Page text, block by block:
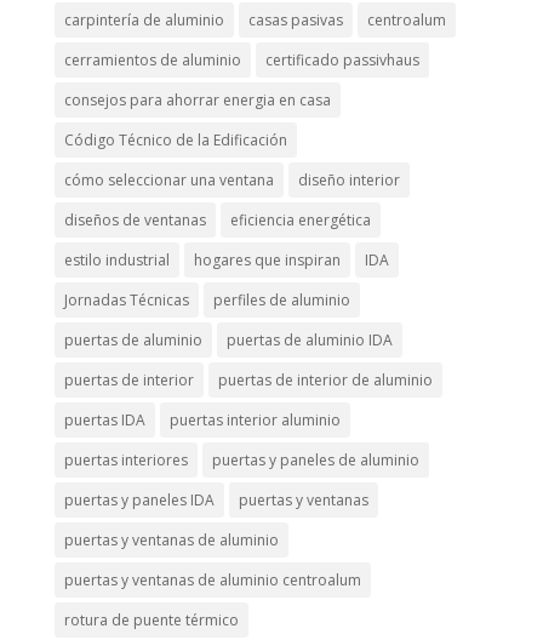
carpintería de aluminio
casas pasivas
centroalum
cerramientos de aluminio
certificado passivhaus
consejos para ahorrar energia en casa
Código Técnico de la Edificación
cómo seleccionar una ventana
diseño interior
diseños de ventanas
eficiencia energética
estilo industrial
hogares que inspiran
IDA
Jornadas Técnicas
perfiles de aluminio
puertas de aluminio
puertas de aluminio IDA
puertas de interior
puertas de interior de aluminio
puertas IDA
puertas interior aluminio
puertas interiores
puertas y paneles de aluminio
puertas y paneles IDA
puertas y ventanas
puertas y ventanas de aluminio
puertas y ventanas de aluminio centroalum
rotura de puente térmico